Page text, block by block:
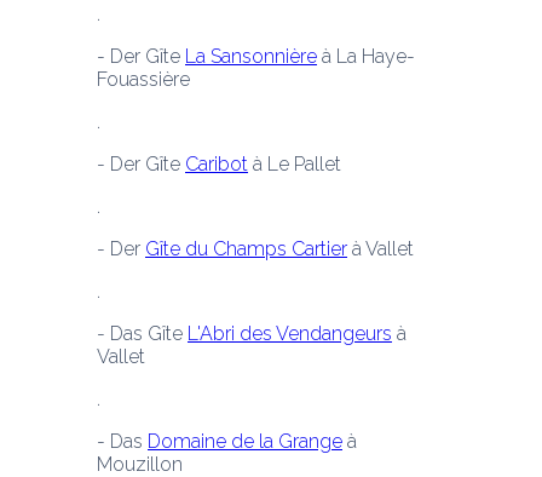
- Der Gîte La Sansonnière à La Haye-
Fouassière
- Der Gîte Caribot à Le Pallet
- Der Gîte du Champs Cartier à Vallet
- Das Gîte L'Abri des Vendangeurs à
Vallet
- Das Domaine de la Grange à
Mouzillon